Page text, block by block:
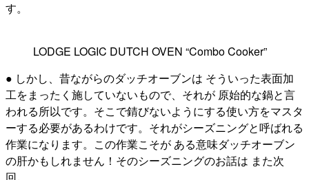
す。
LODGE LOGIC DUTCH OVEN “Combo Cooker”
● しかし、昔ながらのダッチオーブンは そういった表面加
工をまったく施していないもので、それが 原始的な鍋と言
われる所以です。そこで錆びないようにする使い方をマスタ
ーする必要があるわけです。それがシーズニングと呼ばれる
作業になります。この作業こそが ある意味ダッチオーブン
の肝かもしれません！そのシーズニングのお話は また次
回。